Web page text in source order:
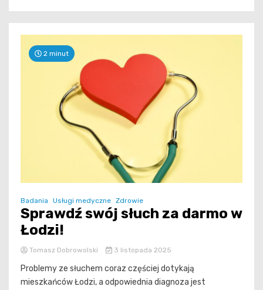
2 minut
Badania Usługi medyczne Zdrowie
Sprawdź swój słuch za darmo w
Łodzi!
Tomasz Dobrowolski 3 listopada 2025
Problemy ze słuchem coraz częściej dotykają
mieszkańców Łodzi, a odpowiednia diagnoza jest